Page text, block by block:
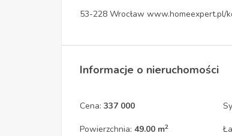
53-228 Wrocław www.homeexpert.pl/
Informacje o nieruchomości
Cena: 337 000
Powierzchnia: 49.00 m2